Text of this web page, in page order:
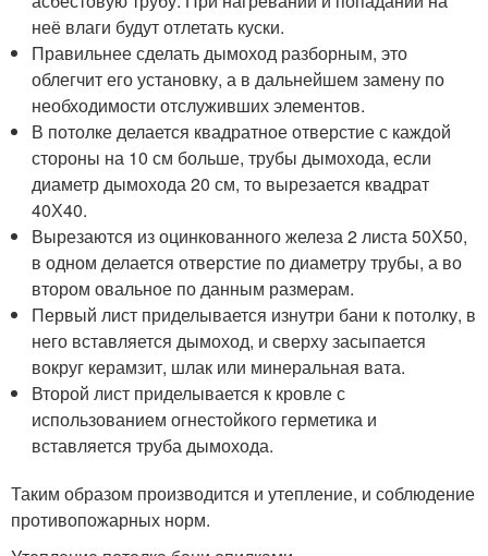
неё влаги будут отлетать куски.
Правильнее сделать дымоход разборным, это
облегчит его установку, а в дальнейшем замену по
необходимости отслуживших элементов.
В потолке делается квадратное отверстие с каждой
стороны на 10 см больше, трубы дымохода, если
диаметр дымохода 20 см, то вырезается квадрат
40Х40.
Вырезаются из оцинкованного железа 2 листа 50Х50,
в одном делается отверстие по диаметру трубы, а во
втором овальное по данным размерам.
Первый лист приделывается изнутри бани к потолку, в
него вставляется дымоход, и сверху засыпается
вокруг керамзит, шлак или минеральная вата.
Второй лист приделывается к кровле с
использованием огнестойкого герметика и
вставляется труба дымохода.
Таким образом производится и утепление, и соблюдение
противопожарных норм.